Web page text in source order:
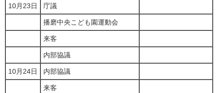
10月23日 庁議
播磨中央こども園運動会
来客
内部協議
10月24日 内部協議
来客